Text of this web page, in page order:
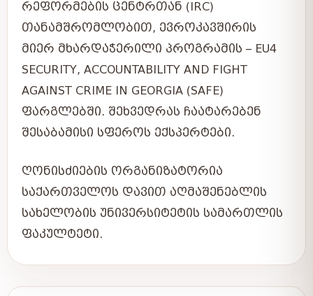
ᲠᲔᲤᲝᲠᲛᲔᲑᲘᲡ ᲪᲔᲜᲢᲠᲗᲐᲜ (IRC)
ᲗᲐᲜᲐᲛᲨᲠᲝᲛᲚᲝᲑᲘᲗ, ᲔᲕᲠᲝᲙᲐᲕᲨᲘᲠᲘᲡ
ᲛᲘᲔᲠ ᲛᲮᲐᲠᲓᲐᲭᲔᲠᲘᲚᲘ ᲞᲠᲝᲒᲠᲐᲛᲘᲡ – EU4
SECURITY, ACCOUNTABILITY AND FIGHT
AGAINST CRIME IN GEORGIA (SAFE)
ᲤᲐᲠᲒᲚᲔᲑᲨᲘ. ᲨᲔᲮᲕᲔᲓᲠᲐᲡ ᲩᲐᲐᲢᲐᲠᲔᲑᲔᲜ
ᲨᲔᲡᲐᲑᲐᲛᲘᲡᲘ ᲡᲤᲔᲠᲝᲡ ᲔᲥᲡᲞᲔᲠᲢᲔᲑᲘ.
ᲦᲝᲜᲘᲡᲫᲘᲔᲑᲘᲡ ᲝᲠᲒᲐᲜᲘᲖᲐᲢᲝᲠᲘᲐ
ᲡᲐᲥᲐᲠᲗᲕᲔᲚᲝᲡ ᲓᲐᲕᲘᲗ ᲐᲦᲛᲐᲨᲔᲜᲔᲑᲚᲘᲡ
ᲡᲐᲮᲔᲚᲝᲑᲘᲡ ᲣᲜᲘᲕᲔᲠᲡᲘᲢᲔᲢᲘᲡ ᲡᲐᲛᲐᲠᲗᲚᲘᲡ
ᲤᲐᲙᲣᲚᲢᲔᲢᲘ.